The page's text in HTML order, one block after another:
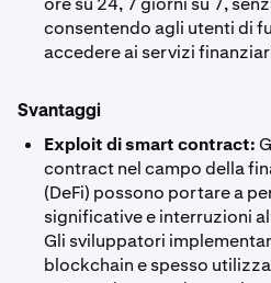
consentendo agli utenti di
accedere ai servizi
Svantaggi
Exploit di smart contract:
contract nel campo della
(DeFi) possono portare a
significative e interruzioni
Gli sviluppatori
blockchain e spesso